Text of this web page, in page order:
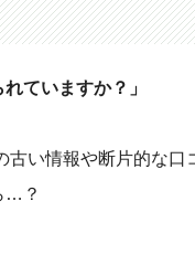
ていますか？」
古い情報や断片的な
…？